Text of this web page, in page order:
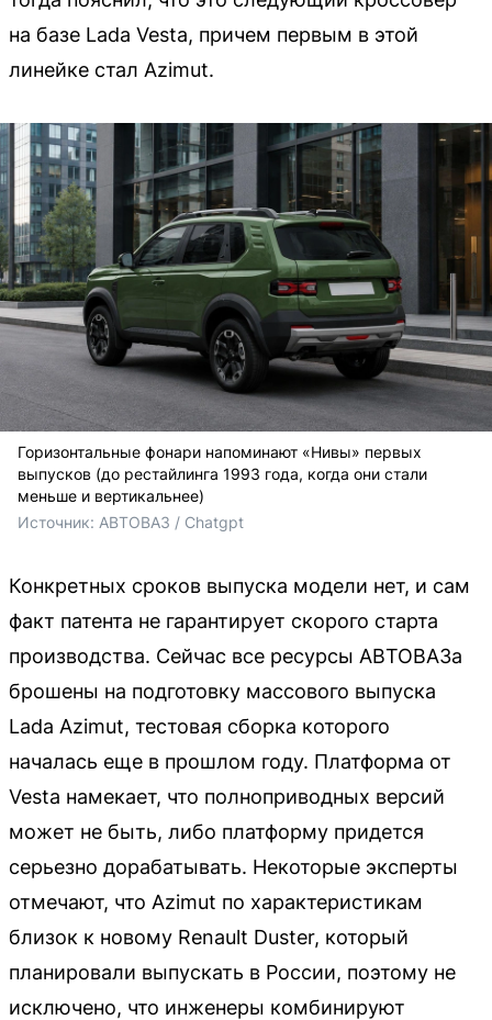
на базе Lada Vesta, причем первым в этой
линейке стал Azimut.
Горизонтальные фонари напоминают «Нивы» первых
выпусков (до рестайлинга 1993 года, когда они стали
меньше и вертикальнее)
Источник: АВТОВАЗ / Chatgpt
Конкретных сроков выпуска модели нет, и сам
факт патента не гарантирует скорого старта
производства. Сейчас все ресурсы АВТОВАЗа
брошены на подготовку массового выпуска
Lada Azimut, тестовая сборка которого
началась еще в прошлом году. Платформа от
Vesta намекает, что полноприводных версий
может не быть, либо платформу придется
серьезно дорабатывать. Некоторые эксперты
отмечают, что Azimut по характеристикам
близок к новому Renault Duster, который
планировали выпускать в России, поэтому не
исключено, что инженеры комбинируют